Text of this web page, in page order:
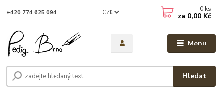
Menu
CZK
Hledat
+420 774 625 094 0 ks
za 0,00 Kč